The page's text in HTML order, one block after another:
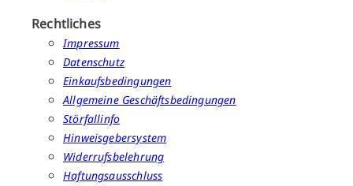
Rechtliches
Impressum
Datenschutz
Einkaufsbedingungen
Allgemeine Geschäftsbedingungen
Störfallinfo
Hinweisgebersystem
Widerrufsbelehrung
Haftungsausschluss